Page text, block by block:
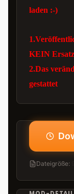
laden :-)
KEIN
2.Das
gestattet
Dateigröße: